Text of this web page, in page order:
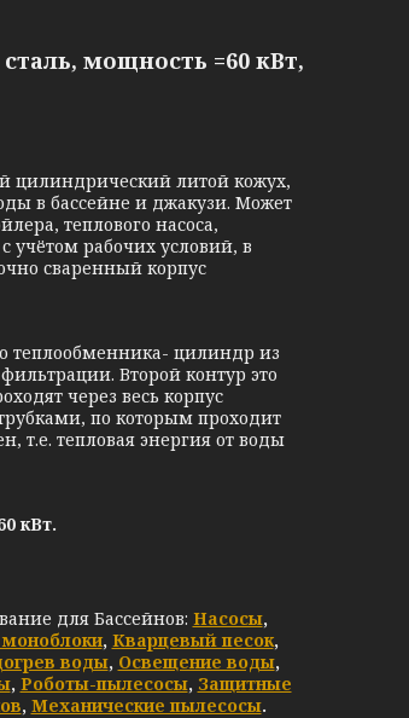
мощность =60 кВт,
цилиндрический литой кожух,
в бассейне и джакузи. Может
теплового насоса,
учётом рабочих условий, в
сваренный корпус
теплообменника- цилиндр из
Второй контур это
через весь корпус
по которым проходит
т.е. тепловая энергия от воды
кВт.
для Бассейнов: Насосы,
, Кварцевый песок,
воды, Освещение воды,
, Роботы-пылесосы, Защитные
, Механические пылесосы.